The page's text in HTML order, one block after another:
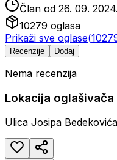
Član od 26. 09. 2024.
10279 oglasa
Prikaži sve oglase(
Recenzije Dodaj
Nema recenzija
Lokacija oglašivača
Ulica Josipa